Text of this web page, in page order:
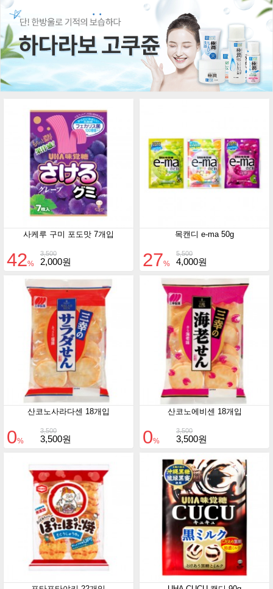
사케루 구미 포도맛 7개입
3,500
42% 2,000원
목캔디 e-ma 50g
5,500
27% 4,000원
산코노사라다센 18개입
3,500
0% 3,500원
산코노에비센 18개입
3,500
0% 3,500원